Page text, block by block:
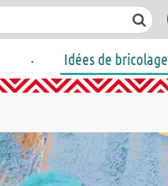
. Idées de bricolage